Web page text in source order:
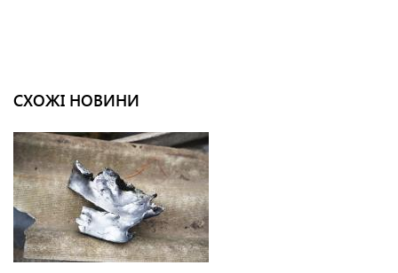
СХОЖІ НОВИНИ